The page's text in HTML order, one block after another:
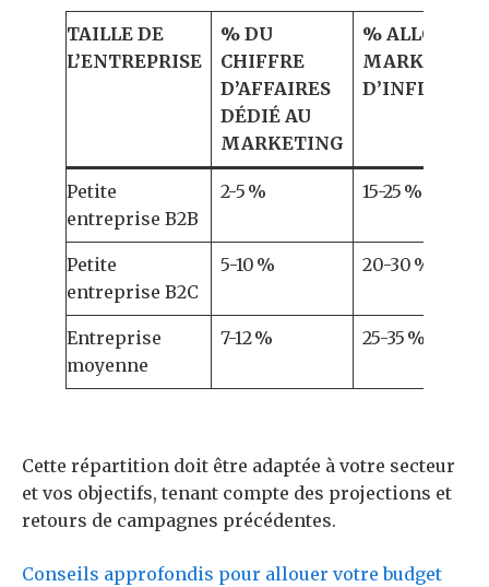
TAILLE DE
L’ENTREPRISE
% DU
CHIFFRE
D’AFFAIRES
DÉDIÉ AU
MARKETING
% ALLOUÉ
MARKETING
Petite
entreprise B2B
2-5 % 15-25 %
Petite
entreprise B2C
5-10 % 20-30 %
Entreprise
moyenne
7-12 % 25-35 %
Cette répartition doit être adaptée à votre secteur
et vos objectifs, tenant compte des projections et
retours de campagnes précédentes.
Conseils approfondis pour allouer votre budget